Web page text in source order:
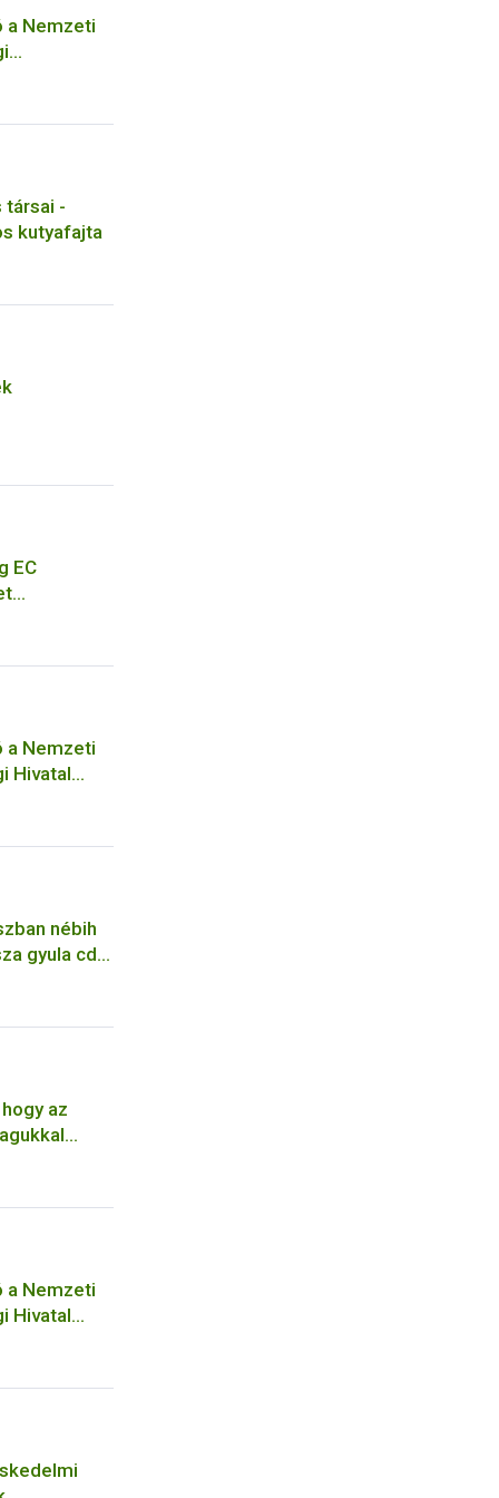
a Nemzeti
társai -
kutyafajta
EC
of EC
for a
a Nemzeti
Hivatal
nébih
gyula cdc
az
a Nemzeti
Hivatal